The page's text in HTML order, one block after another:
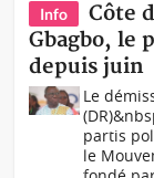
Info
Côte
Gbagbo, le
depuis juin
Le
partis
le